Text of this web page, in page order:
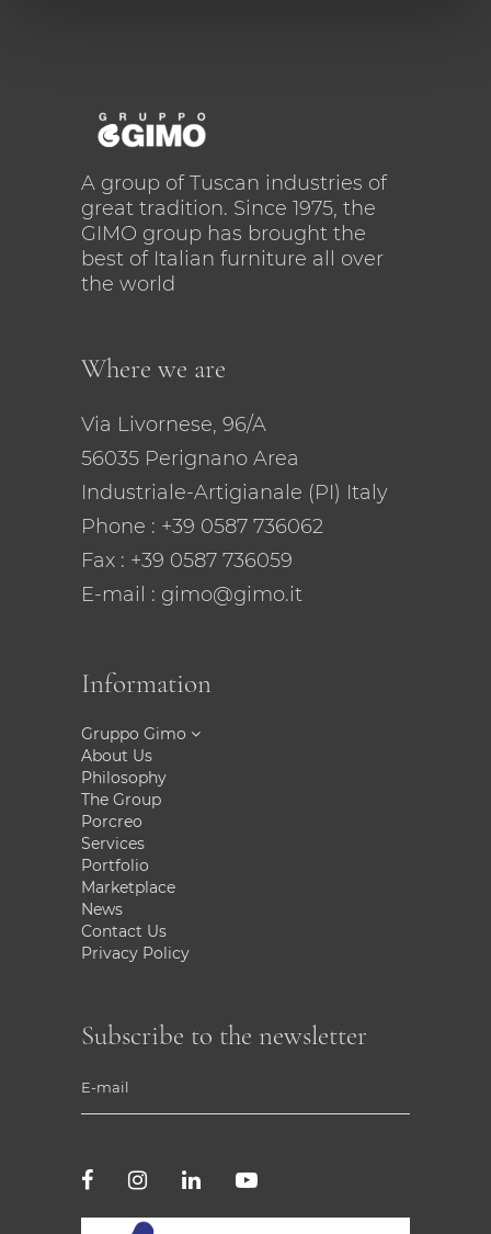
A group of Tuscan industries of
great tradition. Since 1975, the
GIMO group has brought the
best of Italian furniture all over
the world
Where we are
Via Livornese, 96/A
56035 Perignano Area
Industriale-Artigianale (PI) Italy
Phone : +39 0587 736062
Fax : +39 0587 736059
E-mail : gimo@gimo.it
Information
Gruppo Gimo
About Us
Philosophy
The Group
Porcreo
Services
Portfolio
Marketplace
News
Contact Us
Privacy Policy
Subscribe to the newsletter